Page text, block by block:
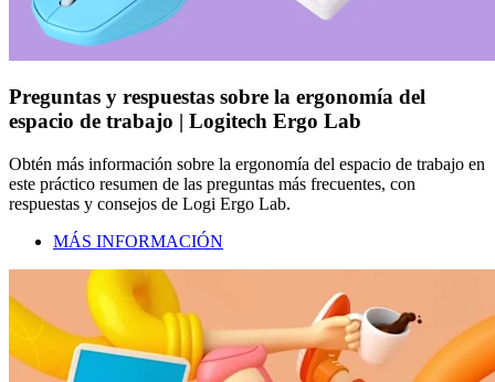
Preguntas y respuestas sobre la ergonomía del
espacio de trabajo | Logitech Ergo Lab
Obtén más información sobre la ergonomía del espacio de trabajo en
este práctico resumen de las preguntas más frecuentes, con
respuestas y consejos de Logi Ergo Lab.
MÁS INFORMACIÓN